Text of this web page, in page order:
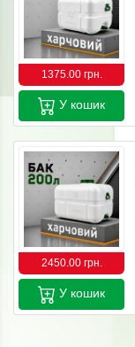
1375.00 грн.
У кошик
2450.00 грн.
У кошик